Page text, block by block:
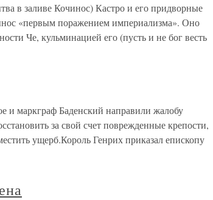
в заливе Кочинос) Кастро и его придворные
«первым поражением империализма». Оно
Че, кульминацией его (пусть и не бог весть
и маркграф Баденский направили жалобу
за свой счет поврежденные крепости,
ущерб.Король Генрих приказал епископу